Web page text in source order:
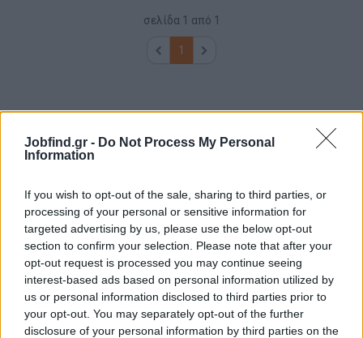
Jobfind.gr - Do Not Process My Personal
Information
If you wish to opt-out of the sale, sharing to third parties, or
processing of your personal or sensitive information for
targeted advertising by us, please use the below opt-out
section to confirm your selection. Please note that after your
opt-out request is processed you may continue seeing
interest-based ads based on personal information utilized by
us or personal information disclosed to third parties prior to
your opt-out. You may separately opt-out of the further
disclosure of your personal information by third parties on the
σελίδα 1 από 1
1